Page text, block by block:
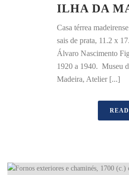
ILHA DA
Casa térrea
sais de prata, 11.2 x
Álvaro Nascimento
1920 a 1940. Museu
Madeira, Atelier [...]